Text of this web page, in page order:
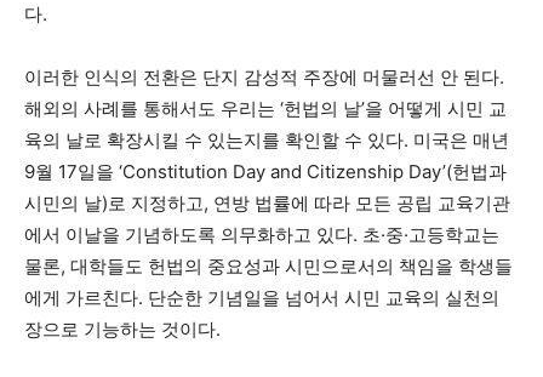
다.
이러한 인식의 전환은 단지 감성적 주장에 머물러선 안 된다.
해외의 사례를 통해서도 우리는 ‘헌법의 날’을 어떻게 시민 교
육의 날로 확장시킬 수 있는지를 확인할 수 있다. 미국은 매년
9월 17일을 ‘Constitution Day and Citizenship Day’(헌법과
시민의 날)로 지정하고, 연방 법률에 따라 모든 공립 교육기관
에서 이날을 기념하도록 의무화하고 있다. 초·중·고등학교는
물론, 대학들도 헌법의 중요성과 시민으로서의 책임을 학생들
에게 가르친다. 단순한 기념일을 넘어서 시민 교육의 실천의
장으로 기능하는 것이다.